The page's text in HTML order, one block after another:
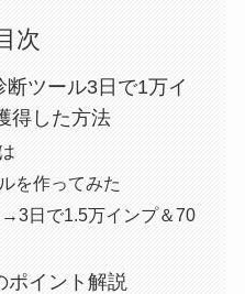
次
断ツール3日で1万イ
得した方法
を作ってみた
日で1.5万インプ＆70
ポイント解説